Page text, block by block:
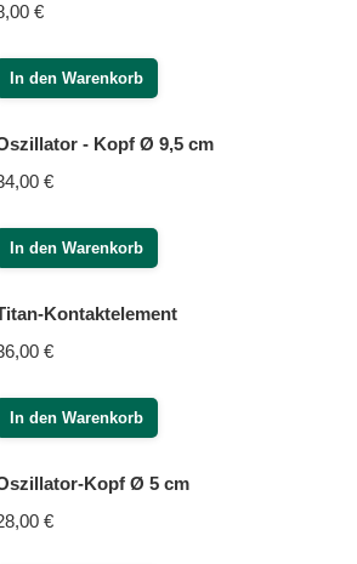
€
In den Warenkorb
- Kopf Ø 9,5 cm
€
In den Warenkorb
Kontaktelement
€
In den Warenkorb
Kopf Ø 5 cm
€